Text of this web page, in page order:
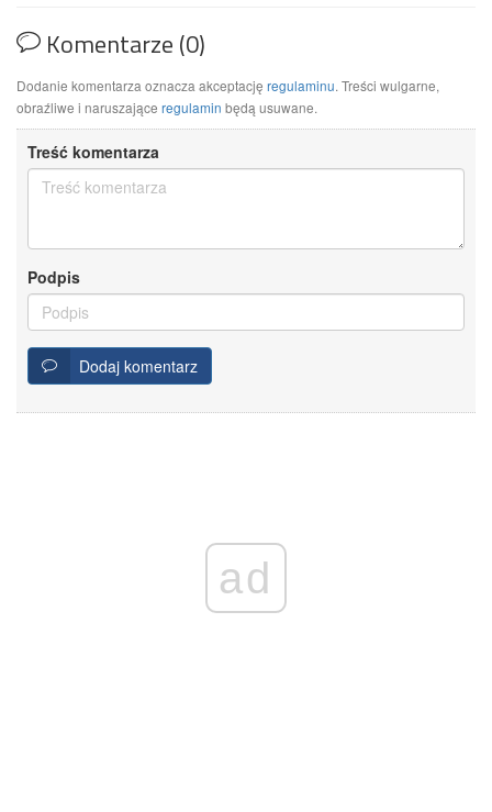
Komentarze (0)
Dodanie komentarza oznacza akceptację regulaminu. Treści wulgarne,
obraźliwe i naruszające regulamin będą usuwane.
Treść komentarza
Podpis
Dodaj komentarz
ad